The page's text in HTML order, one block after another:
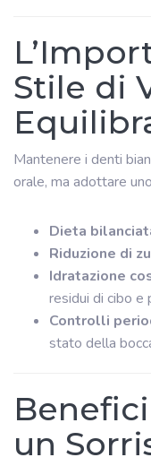
Stile di
Mantenere i denti
orale, ma adottare
Dieta
Riduzione di
Idratazione
residui di cibo e
Controlli
stato della
un